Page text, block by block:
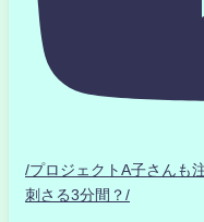
/プロジェクトA子さん
刺さる3分間？/